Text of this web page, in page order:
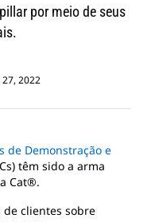
por meio de seus
2022
de Demonstração e
têm sido a arma
Cat®.
clientes sobre